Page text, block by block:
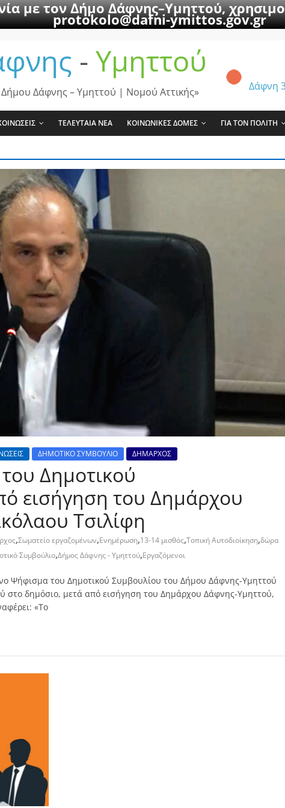
με τον Δήμο Δάφνης–Υμηττού,
protokolo@dafni-ymittos.gov.gr
- Υμηττού
Δάφνη
Δήμου Δάφνης – Υμηττού | Νομού Αττικής»
ΤΕΛΕΥΤΑΙΑ ΝΕΑ ΚΟΙΝΩΝΙΚΕΣ ΔΟΜΕΣ ΓΙΑ ΤΟΝ ΠΟΛΙΤΗ
ΔΗΜΟΤΙΚΟ ΣΥΜΒΟΥΛΙΟ ΔΗΜΑΡΧΟΣ
Δημοτικού
εισήγηση του Δημάρχου
Τσιλίφη
,Σωματείο εργαζομένων,Ενημέρωση,13-14 μισθός,Τοπική Αυτοδιοίκηση,δώρα
Συμβούλιο,Δήμος Δάφνης - Υμηττού,Εργαζόμενοι
Ψήφισμα του Δημοτικού Συμβουλίου του Δήμου Δάφνης-Υμηττού
στο δημόσιο, μετά από εισήγηση του Δημάρχου Δάφνης-Υμηττού,
«Το